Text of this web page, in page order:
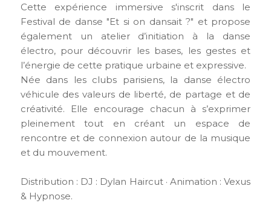
Cette expérience immersive s'inscrit dans le
Festival de danse "Et si on dansait ?" et propose
également un atelier d’initiation à la danse
électro, pour découvrir les bases, les gestes et
l’énergie de cette pratique urbaine et expressive.
Née dans les clubs parisiens, la danse électro
véhicule des valeurs de liberté, de partage et de
créativité. Elle encourage chacun à s’exprimer
pleinement tout en créant un espace de
rencontre et de connexion autour de la musique
et du mouvement.
Distribution : DJ : Dylan Haircut · Animation : Vexus
& Hypnose.